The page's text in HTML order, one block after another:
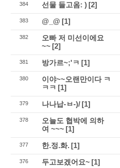
384 선물 들고옴: ) [2]
383 @_@ [1]
382
오빠 저 미선이에요
~~ [2]
381 방가르~;'ㅋ [1]
380
이야~~오랜만이다 ㅋ
ㅋㅋ [1]
379 나나납-ㅂ-)/ [1]
378
오늘도 협박에 의하
여 ~~~ [1]
377 한.정.화. [1]
376 두고보겠어요~ [1]